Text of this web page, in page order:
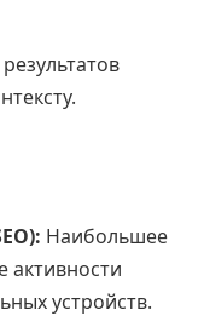
Наибольшее
активности
устройств.